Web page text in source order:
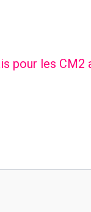
pour les CM2